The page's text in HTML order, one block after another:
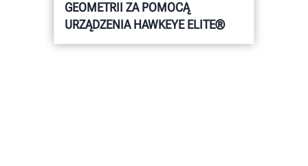
GEOMETRII ZA POMOCĄ
URZĄDZENIA HAWKEYE ELITE®